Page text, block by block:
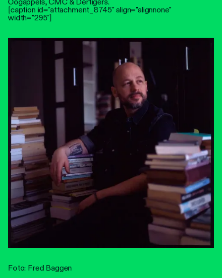
[caption id="attachment_8745" align="alignnone"
width="295"]
Foto: Fred Baggen